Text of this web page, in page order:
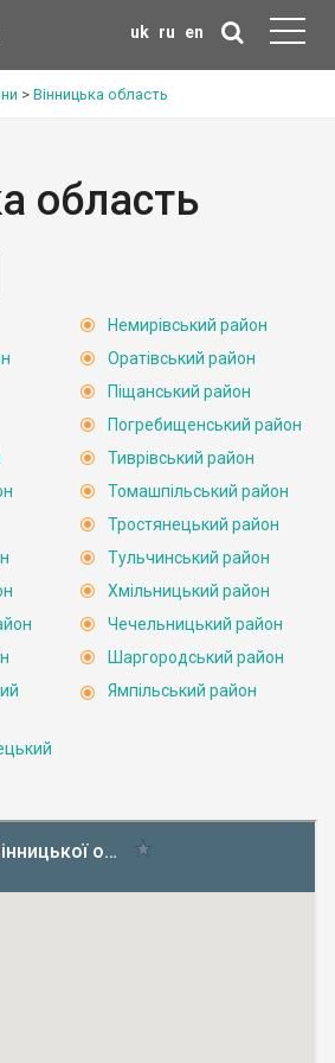
uk ru en
> Вінницька область
область
Немирівський район
Оратівський район
Піщанський район
Погребищенський район
Тиврівський район
Томашпільський район
Тростянецький район
Тульчинський район
Хмільницький район
Чечельницький район
Шаргородський район
Ямпільський район